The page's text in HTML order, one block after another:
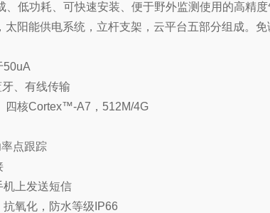
功耗、可快速安装、便于野外监测使用的高精度
能供电系统，立杆支架，云平台五部分组成。免
、有线传输
核Cortex™-A7，512M/4G
点跟踪
上发送短信
氧化，防水等级IP66